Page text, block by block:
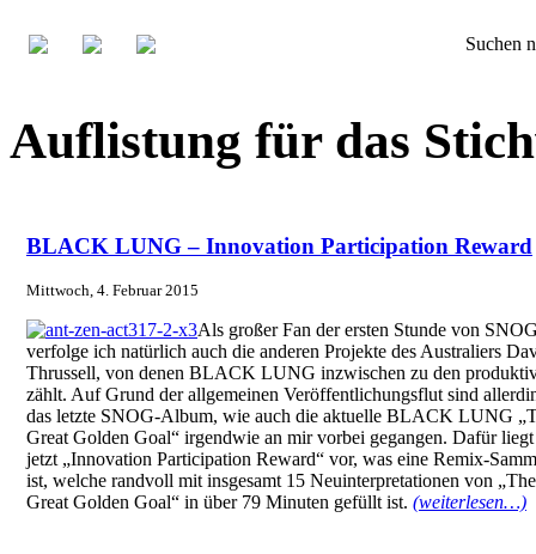
Suchen
Auflistung für das
BLACK LUNG – Innovation Participation Reward
Mittwoch, 4. Februar 2015
Als großer Fan der ersten Stunde von
verfolge ich natürlich auch die anderen Projekte des Australiers
Thrussell, von denen BLACK LUNG inzwischen zu den
zählt. Auf Grund der allgemeinen Veröffentlichungsflut sind
das letzte SNOG-Album, wie auch die aktuelle BLACK LUNG
Great Golden Goal“ irgendwie an mir vorbei gegangen. Dafür
jetzt „Innovation Participation Reward“ vor, was eine Remix-
ist, welche randvoll mit insgesamt 15 Neuinterpretationen von „The
Great Golden Goal“ in über 79 Minuten gefüllt ist. (weiterlesen…)